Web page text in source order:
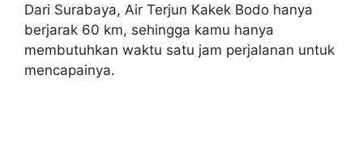
Dari Surabaya, Air Terjun Kakek Bodo hanya
berjarak 60 km, sehingga kamu hanya
membutuhkan waktu satu jam perjalanan untuk
mencapainya.